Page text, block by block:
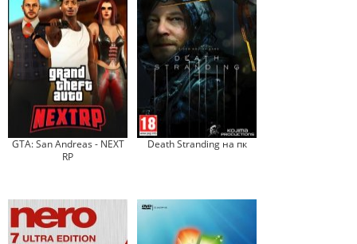
GTA: San Andreas - NEXT
RP
Death Stranding на пк